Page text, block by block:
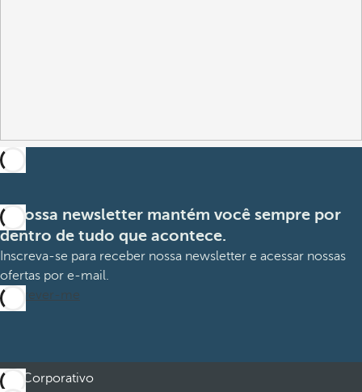
A nossa newsletter mantém você sempre por
dentro de tudo que acontece.
Inscreva-se para receber nossa newsletter e acessar nossas
ofertas por e-mail.
Inscrever-me
Corporativo